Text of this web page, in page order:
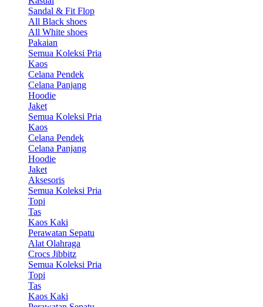
Sandal & Fit Flop
All Black shoes
All White shoes
Pakaian
Semua Koleksi Pria
Kaos
Celana Pendek
Celana Panjang
Hoodie
Jaket
Semua Koleksi Pria
Kaos
Celana Pendek
Celana Panjang
Hoodie
Jaket
Aksesoris
Semua Koleksi Pria
Topi
Tas
Kaos Kaki
Perawatan Sepatu
Alat Olahraga
Crocs Jibbitz
Semua Koleksi Pria
Topi
Tas
Kaos Kaki